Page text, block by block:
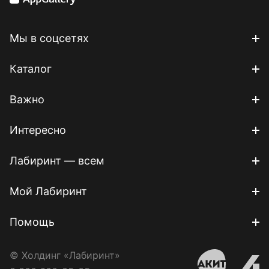
Мы в соцсетях
Каталог
Важно
Интересно
Лабиринт — всем
Мой Лабиринт
Помощь
© Холдинг «Лабиринт»